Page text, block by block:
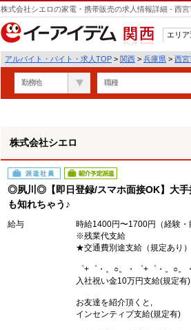
株式会社シエロの家電・携帯販売の求人情報詳細 - 西
関西
エリア
アルバイト・バイト・求人TOP > 関西 > 兵庫県 > 西宮
勤務地 職種
遣
株式会社シエロ
派遣社員 紹介予定派遣
◎夙川◎【即日登録/スマホ面接OK】大
も知れちゃう♪
給与
時給1400円〜1700円（経験・
※残業代支給
★交通費別途支給（規定あり）
゜+゜・。○。・゜+゜・。○。
入社祝い金10万円支給(規定有)
お友達を紹介頂くと,
インセンティブ支給(規定有)